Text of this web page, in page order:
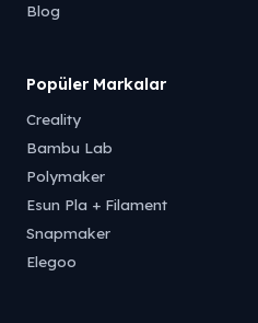
Blog
Popüler Markalar
Creality
Bambu Lab
Polymaker
Esun Pla + Filament
Snapmaker
Elegoo